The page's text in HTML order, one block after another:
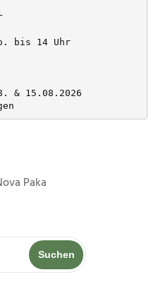
bis 14 Uhr
& 15.08.2026
Paka
Suchen